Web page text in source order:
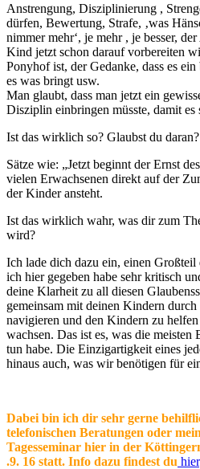
Anstrengung, Disziplinierung ,
dürfen, Bewertung, Strafe, ‚was
nimmer mehr‘, je mehr , je besser,
Kind jetzt schon darauf vorbereiten
Ponyhof ist, der Gedanke, dass es
es was bringt usw.
Man glaubt, dass man jetzt ein
Disziplin einbringen müsste, damit es
Ist das wirklich so? Glaubst du daran?
Sätze wie: „Jetzt beginnt der Ernst
vielen Erwachsenen direkt auf der
der Kinder ansteht.
Ist das wirklich wahr, was dir zum
wird?
Ich lade dich dazu ein, einen
ich hier gegeben habe sehr kritisch
deine Klarheit zu all diesen
gemeinsam mit deinen Kindern
navigieren und den Kindern zu
wachsen. Das ist es, was die
tun habe. Die Einzigartigkeit eines
hinaus auch, was wir benötigen für
Dabei bin ich dir sehr gerne
telefonischen Beratungen oder
Tagesseminar hier in der
.9. 16 statt. Info dazu findest du hier